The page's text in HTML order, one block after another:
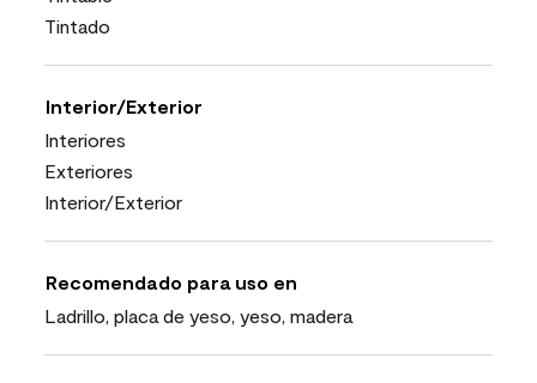
Tintado
Interior/Exterior
Interiores
Exteriores
Interior/Exterior
Recomendado para uso en
Ladrillo, placa de yeso, yeso, madera